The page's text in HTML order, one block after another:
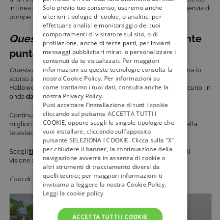
in linea con l’irriverente comunicazione che ha reso nota l’agenzia di
pompe funebri.
Questa cassa non è un albergo , quante
puntate?
Questa cassa non è un albergoè stata presentata in anteprima lo
scorso 28 ottobre su discovery+ e a Cinecittà World per le
Halloween Nights. È strutturata in3 episodida 30 minuti ciascuno, in
onda dal 2 novembre su Real Time
Continua a seguiretivù la guidaper rimanere aggiornato sui
migliori
programmi di intrattenimentoeapprofondimento
della
televisione italiana.
​​Scegli tivùsatsempre, gratis, per garantirti un’ottima qualità di
visione audio e video in 4K e in HD.
Foto di: Courtesy of Warner Bros. Discovery.
Solo previo tuo consenso, useremo anche
ulteriori tipologie di cookie, o analitici per
effettuare analisi e monitoraggio dei tuoi
comportamenti di visitatore sul sito, o di
profilazione, anche di terze parti, per inviarti
messaggi pubblicitari mirati o personalizzare i
contenuti da te visualizzati. Per maggiori
informazioni su queste tecnologie consulta la
nostra Cookie Policy. Per informazioni su
come trattiamo i tuoi dati, consulta anche la
nostra Privacy Policy.
Puoi accettare l’installazione di tutti i cookie
cliccando sul pulsante ACCETTA TUTTI I
COOKIE, oppure scegli le singole tipologie che
vuoi installare, cliccando sull’apposito
pulsante SELEZIONA I COOKIE. Clicca sulla "X"
per chiudere il banner, la continuazione della
navigazione avverrà in assenza di cookie o
altri strumenti di tracciamento diversi da
quelli tecnici; per maggiori informazioni ti
invitiamo a leggere la nostra Cookie Policy.
Leggi la cookie policy
ACCETTA TUTTI I COOKIE